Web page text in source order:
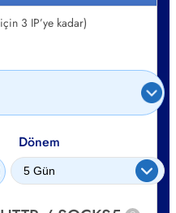
3 IP’ye kadar)
Dönem